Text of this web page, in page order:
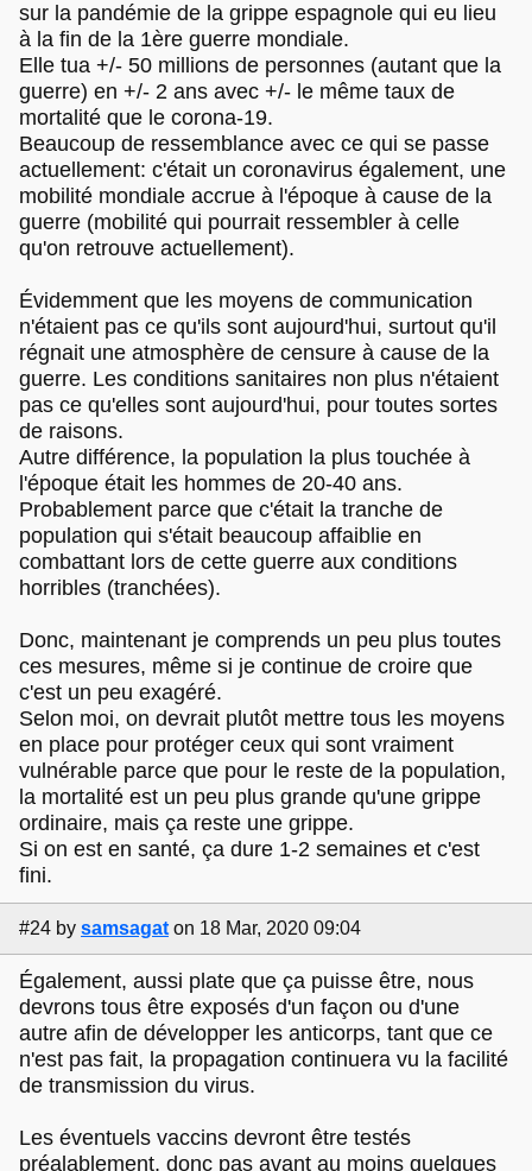
sur la pandémie de la grippe espagnole qui eu lieu
à la fin de la 1ère guerre mondiale.
Elle tua +/- 50 millions de personnes (autant que la
guerre) en +/- 2 ans avec +/- le même taux de
mortalité que le corona-19.
Beaucoup de ressemblance avec ce qui se passe
actuellement: c'était un coronavirus également, une
mobilité mondiale accrue à l'époque à cause de la
guerre (mobilité qui pourrait ressembler à celle
qu'on retrouve actuellement).
Évidemment que les moyens de communication
n'étaient pas ce qu'ils sont aujourd'hui, surtout qu'il
régnait une atmosphère de censure à cause de la
guerre. Les conditions sanitaires non plus n'étaient
pas ce qu'elles sont aujourd'hui, pour toutes sortes
de raisons.
Autre différence, la population la plus touchée à
l'époque était les hommes de 20-40 ans.
Probablement parce que c'était la tranche de
population qui s'était beaucoup affaiblie en
combattant lors de cette guerre aux conditions
horribles (tranchées).
Donc, maintenant je comprends un peu plus toutes
ces mesures, même si je continue de croire que
c'est un peu exagéré.
Selon moi, on devrait plutôt mettre tous les moyens
en place pour protéger ceux qui sont vraiment
vulnérable parce que pour le reste de la population,
la mortalité est un peu plus grande qu'une grippe
ordinaire, mais ça reste une grippe.
Si on est en santé, ça dure 1-2 semaines et c'est
fini.
#24 by samsagat on 18 Mar, 2020 09:04
Également, aussi plate que ça puisse être, nous
devrons tous être exposés d'un façon ou d'une
autre afin de développer les anticorps, tant que ce
n'est pas fait, la propagation continuera vu la facilité
de transmission du virus.
Les éventuels vaccins devront être testés
préalablement, donc pas avant au moins quelques